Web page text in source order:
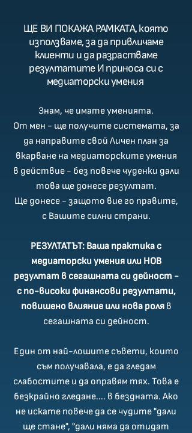
ЩЕ ВИ ПОКАЖА РАМКАТА, която
използваме, за да привличаме
клиенти и да разрастваме
резултатите И приноса си с
медиаторски умения
Знам, че имате уменията.
От мен - ще получите системата, за
да направите свой Личен план за
вкарване на медиаторските умения
в действие - без повече чуденки дали
това ще донесе резултат.
Ще донесе - защото вие го правите,
с Вашите силни страни.
РЕЗУЛТАТЪТ: Ваша практика с
медиаторски умения или НОВ
резултат в сегашната си дейност -
с по-високи финансови резултати,
повишено влияние или нова роля в
сегашната си дейност.
Един от най-лошите съвети, които
съм получавала, е да гледам
слабостите и да оправям тях. Това е
безкрайно гледане.... в бездната. Ако
не искате повече да се чудите "дали
ще стане", "дали няма да отидат